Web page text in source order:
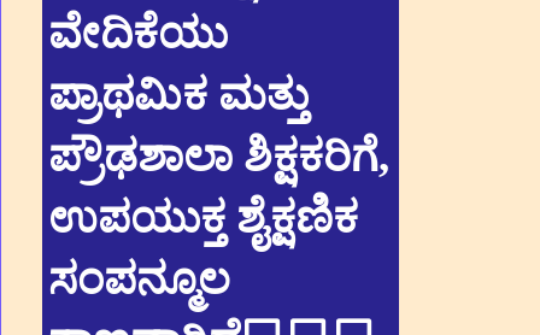
ವೇದಿಕೆಯು
ಪ್ರಾಥಮಿಕ ಮತ್ತು
ಪ್ರೌಢಶಾಲಾ ಶಿಕ್ಷಕರಿಗೆ,
ಉಪಯುಕ್ತ ಶೈಕ್ಷಣಿಕ
ಸಂಪನ್ಮೂಲ